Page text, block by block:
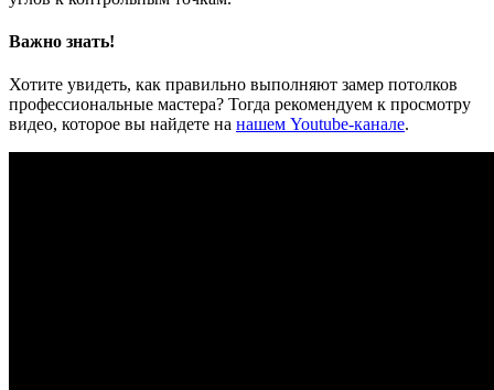
Важно знать!
Хотите увидеть, как правильно выполняют замер потолков
профессиональные мастера? Тогда рекомендуем к просмотру
видео, которое вы найдете на нашем Youtube-канале.